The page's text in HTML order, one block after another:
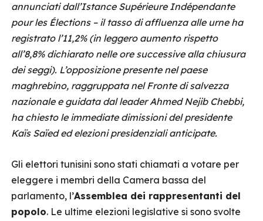
annunciati dall’Istance Supérieure Indépendante
pour les Élections – il tasso di affluenza alle urne ha
registrato l’11,2% (in leggero aumento rispetto
all’8,8% dichiarato nelle ore successive alla chiusura
dei seggi). L’opposizione presente nel paese
maghrebino, raggruppata nel Fronte di salvezza
nazionale e guidata dal leader Ahmed Nejib Chebbi,
ha chiesto le immediate dimissioni del presidente
Kaïs Saïed ed elezioni presidenziali anticipate.
Gli elettori tunisini sono stati chiamati a votare per
eleggere i membri della Camera bassa del
parlamento, l’Assemblea dei rappresentanti del
popolo. Le ultime elezioni legislative si sono svolte